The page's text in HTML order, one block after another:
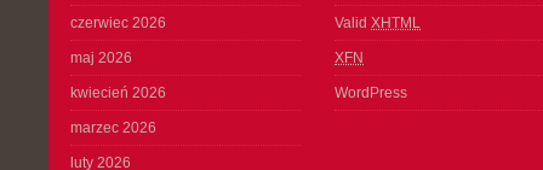
czerwiec 2026
maj 2026
kwiecień 2026
marzec 2026
luty 2026
Valid XHTML
XFN
WordPress